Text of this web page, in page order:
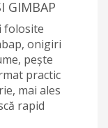
GIMBAP
folosite
onigiri
pește
practic
mai ales
rapid